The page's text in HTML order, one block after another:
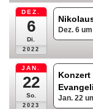
DEZ.
6
Di.
2022
Dez. 6
JAN.
22
So.
2023
Jan. 22